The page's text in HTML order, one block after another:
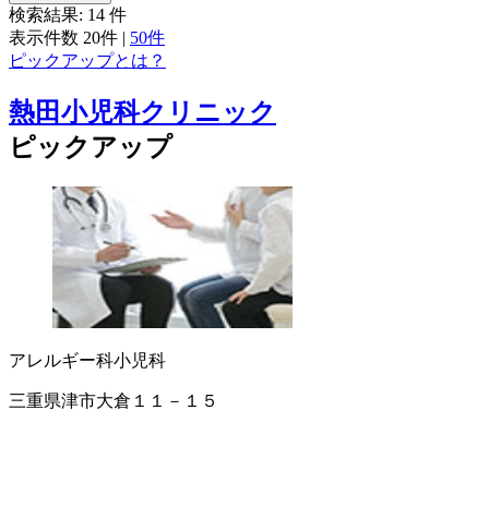
検索結果: 14 件
表示件数 20件 | 50件
ピックアップとは？
熱田小児科クリニック
ピックアップ
アレルギー科小児科
三重県津市大倉１１－１５